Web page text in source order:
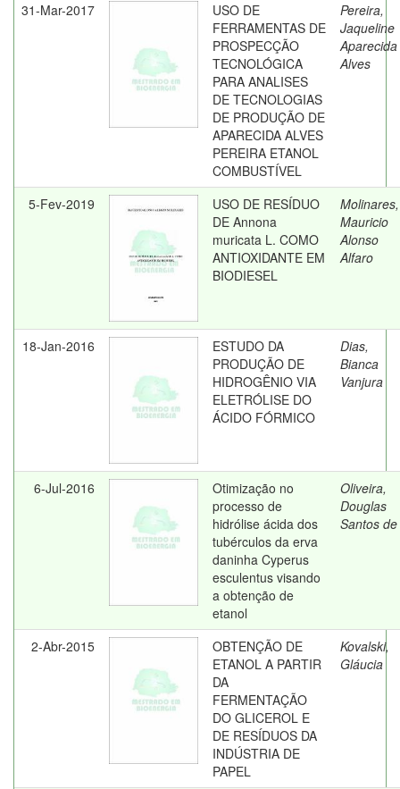
31-Mar-2017
USO DE
FERRAMENTAS DE
PROSPECÇÃO
TECNOLÓGICA
PARA ANALISES
DE TECNOLOGIAS
DE PRODUÇÃO DE
APARECIDA ALVES
PEREIRA ETANOL
COMBUSTÍVEL
Pereira,
Jaqueline
Aparecida
Alves
5-Fev-2019
USO DE RESÍDUO
DE Annona
muricata L. COMO
ANTIOXIDANTE EM
BIODIESEL
Molinares,
Mauricio
Alonso
Alfaro
18-Jan-2016
ESTUDO DA
PRODUÇÃO DE
HIDROGÊNIO VIA
ELETRÓLISE DO
ÁCIDO FÓRMICO
Dias,
Bianca
Vanjura
6-Jul-2016
Otimização no
processo de
hidrólise ácida dos
tubérculos da erva
daninha Cyperus
esculentus visando
a obtenção de
etanol
Oliveira,
Douglas
Santos de
2-Abr-2015
OBTENÇÃO DE
ETANOL A PARTIR
DA
FERMENTAÇÃO
DO GLICEROL E
DE RESÍDUOS DA
INDÚSTRIA DE
PAPEL
Kovalski,
Gláucia